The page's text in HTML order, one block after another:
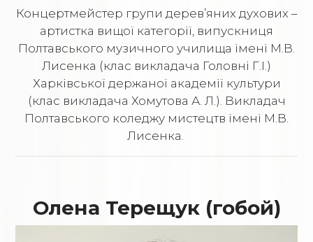
Концертмейстер групи дерев’яних духових –
артистка вищої категорії, випускниця
Полтавського музичного училища імені М.В.
Лисенка (клас викладача Головні Г.І.)
Харківської держаної академії культури
(клас викладача Хомутова А. Л.). Викладач
Полтавського коледжу мистецтв імені М.В.
Лисенка.
Олена Терещук (гобой)